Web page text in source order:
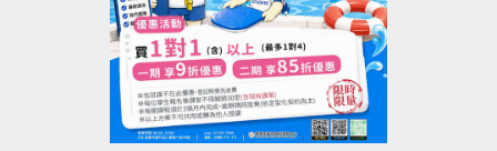
◆ 保證金：$100／隊
※報名請攜帶身分證影本或戶口名簿
----------------------------------------------------------------
【#賽程公告】